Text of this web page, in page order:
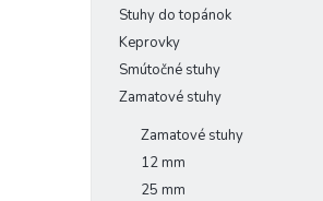
Stuhy do topánok
Keprovky
Smútočné stuhy
Zamatové stuhy
Zamatové stuhy
12 mm
25 mm